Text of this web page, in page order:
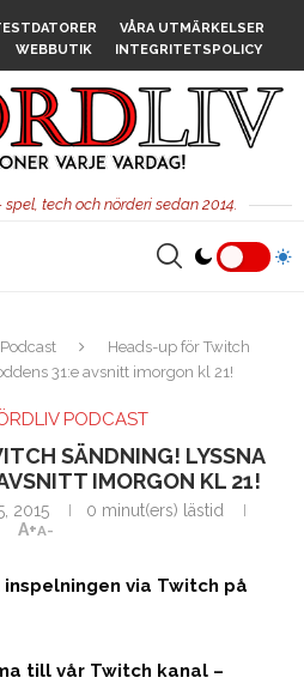
VÅRA UTMÄRKELSER
WEBBUTIK INTEGRITETSPOLICY
tech och nörderi sedan 2014.
Heads-up för Twitch
31:e avsnitt imorgon kl 21!
PODCAST
SÄNDNING! LYSSNA
IMORGON KL 21!
2015
0 minut(ers) lästid
A+A-
via Twitch på
till vår Twitch kanal –